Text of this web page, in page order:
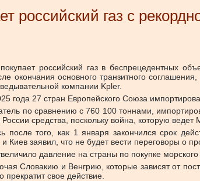
российский газ с
российский газ в беспрецедентных
окончания основного транзитного
компании Kpler.
года 27 стран Европейского Союза
по сравнению с 760 100 тоннами,
средства, поскольку война, которую ведет
после того, как 1 января закончился срок
Киев заявил, что не будет вести переговоры о
давление на страны по покупке
Словакию и Венгрию, которые зависят от
свое действие.